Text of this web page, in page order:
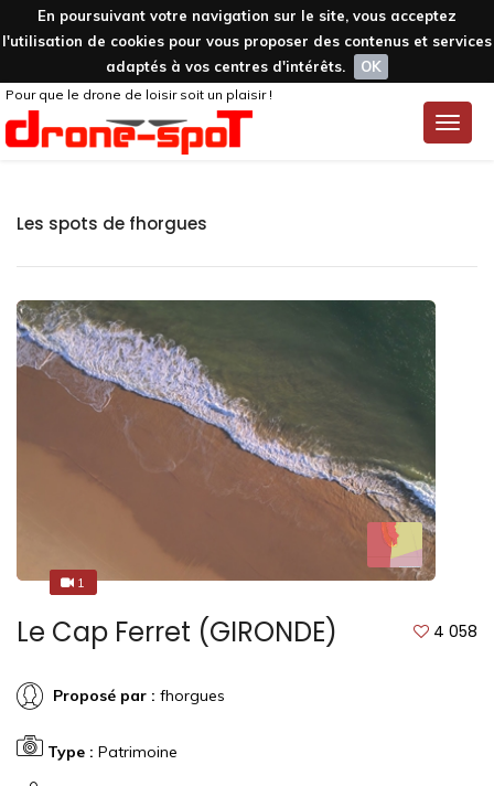
En poursuivant votre navigation sur le site, vous acceptez
l'utilisation de cookies pour vous proposer des contenus et services
adaptés à vos centres d'intérêts.
OK
Toggle
Pour que le drone de loisir soit un plaisir !
Les spots de fhorgues
11
Le Cap Ferret (GIRONDE) 4 058
Proposé par : fhorgues
Type : Patrimoine